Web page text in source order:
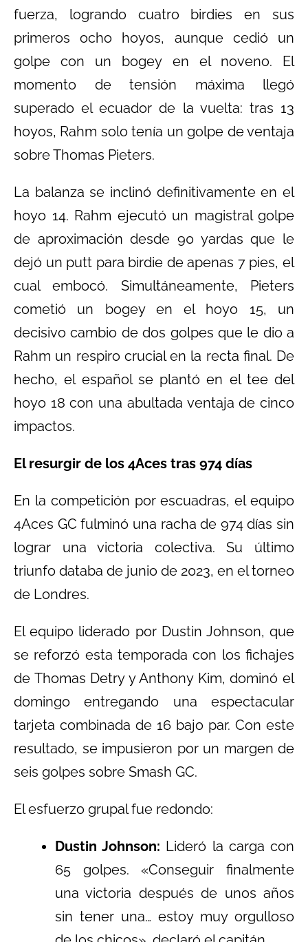
fuerza, logrando cuatro birdies en sus
primeros ocho hoyos, aunque cedió un
golpe con un bogey en el noveno. El
momento de tensión máxima llegó
superado el ecuador de la vuelta: tras 13
hoyos, Rahm solo tenía un golpe de ventaja
sobre Thomas Pieters.
La balanza se inclinó definitivamente en el
hoyo 14. Rahm ejecutó un magistral golpe
de aproximación desde 90 yardas que le
dejó un putt para birdie de apenas 7 pies, el
cual embocó. Simultáneamente, Pieters
cometió un bogey en el hoyo 15, un
decisivo cambio de dos golpes que le dio a
Rahm un respiro crucial en la recta final. De
hecho, el español se plantó en el tee del
hoyo 18 con una abultada ventaja de cinco
impactos.
El resurgir de los 4Aces tras 974 días
En la competición por escuadras, el equipo
4Aces GC fulminó una racha de 974 días sin
lograr una victoria colectiva. Su último
triunfo databa de junio de 2023, en el torneo
de Londres.
El equipo liderado por Dustin Johnson, que
se reforzó esta temporada con los fichajes
de Thomas Detry y Anthony Kim, dominó el
domingo entregando una espectacular
tarjeta combinada de 16 bajo par. Con este
resultado, se impusieron por un margen de
seis golpes sobre Smash GC.
El esfuerzo grupal fue redondo:
Dustin Johnson: Lideró la carga con
65 golpes. «Conseguir finalmente
una victoria después de unos años
sin tener una… estoy muy orgulloso